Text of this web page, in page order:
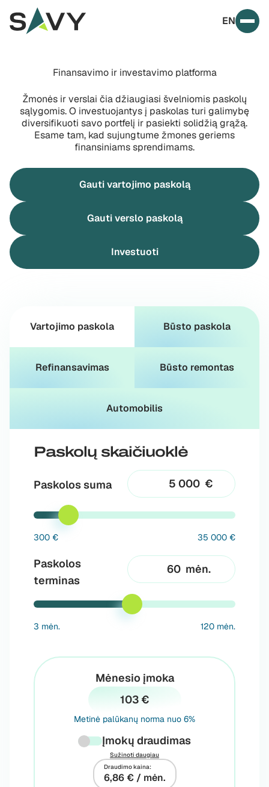
Skip to content
EN
Finansavimo ir investavimo platforma
Žmonės ir verslai čia džiaugiasi švelniomis paskolų
sąlygomis. O investuojantys į paskolas turi galimybę
diversifikuoti savo portfelį ir pasiekti solidžią grąžą.
Esame tam, kad sujungtume žmones geriems
finansiniams sprendimams.
Gauti vartojimo paskolą
Gauti verslo paskolą
Investuoti
Vartojimo paskola Būsto paskola
Refinansavimas Būsto remontas
Automobilis
Paskolų skaičiuoklė
Paskolos suma €
300 € 35 000 €
Paskolos
terminas
mėn.
3 mėn. 120 mėn.
Mėnesio įmoka
103 €
Metinė palūkanų norma nuo 6%
Įmokų draudimas
Sužinoti daugiau
Draudimo kaina:
6,86 € / mėn.